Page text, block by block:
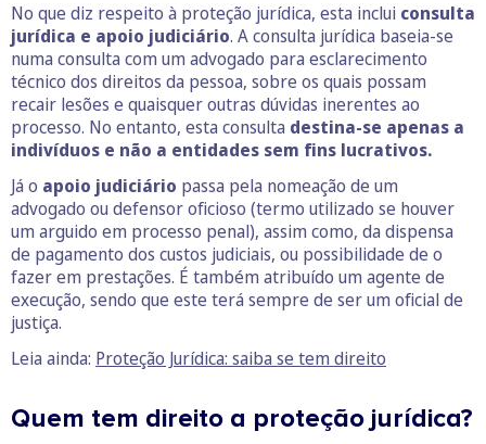
No que diz respeito à proteção jurídica, esta inclui consulta
jurídica e apoio judiciário. A consulta jurídica baseia-se
numa consulta com um advogado para esclarecimento
técnico dos direitos da pessoa, sobre os quais possam
recair lesões e quaisquer outras dúvidas inerentes ao
processo. No entanto, esta consulta destina-se apenas a
indivíduos e não a entidades sem fins lucrativos.
Já o apoio judiciário passa pela nomeação de um
advogado ou defensor oficioso (termo utilizado se houver
um arguido em processo penal), assim como, da dispensa
de pagamento dos custos judiciais, ou possibilidade de o
fazer em prestações. É também atribuído um agente de
execução, sendo que este terá sempre de ser um oficial de
justiça.
Leia ainda: Proteção Jurídica: saiba se tem direito
Quem tem direito a proteção jurídica?